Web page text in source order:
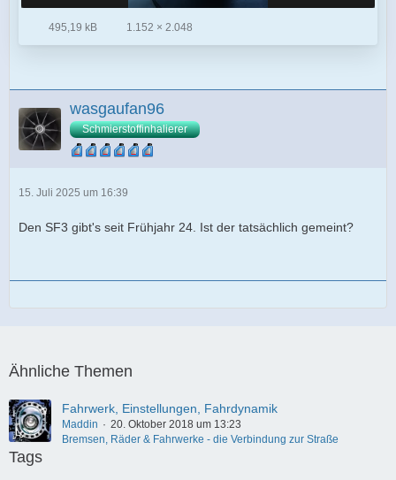
495,19 kB 1.152 × 2.048
wasgaufan96
Schmierstoffinhalierer
15. Juli 2025 um 16:39
Den SF3 gibt's seit Frühjahr 24. Ist der tatsächlich gemeint?
Ähnliche Themen
Fahrwerk, Einstellungen, Fahrdynamik
Maddin
20. Oktober 2018 um 13:23
Bremsen, Räder & Fahrwerke - die Verbindung zur Straße
Tags